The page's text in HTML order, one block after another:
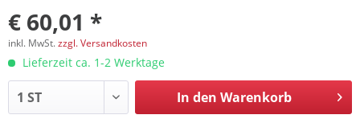
€ 60,01 *
inkl. MwSt.zzgl. Versandkosten
Lieferzeit ca. 1-2 Werktage
In den Warenkorb